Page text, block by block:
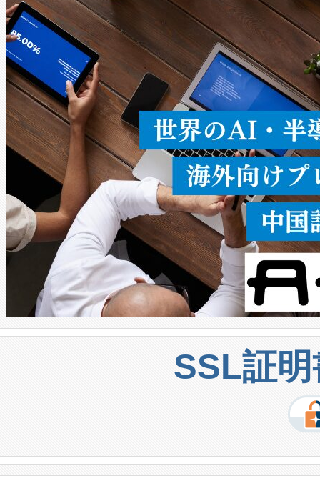
ードを切り替えて使用するこ
ることなく、単一のデバイス
うにします。遠距離まで届く
密度なスキャ […]
SSL証